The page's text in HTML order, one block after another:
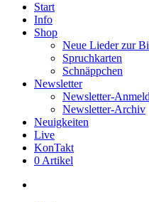
Start
Info
Shop
Neue Lieder zur
Spruchkarten
Schnäppchen
Newsletter
Newsletter-
Newsletter-Archiv
Neuigkeiten
Live
KonTakt
0 Artikel